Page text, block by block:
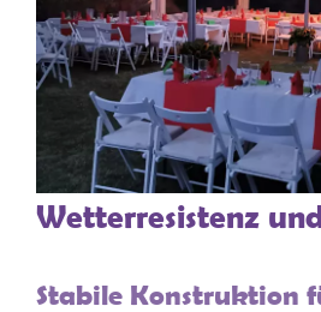
Wetterresistenz
Stabile Konstruktion